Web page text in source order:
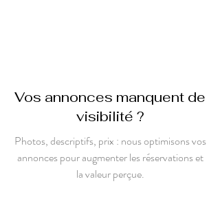
Vos annonces manquent de
visibilité ?
Photos, descriptifs, prix : nous optimisons vos
annonces pour augmenter les réservations et
la valeur perçue.